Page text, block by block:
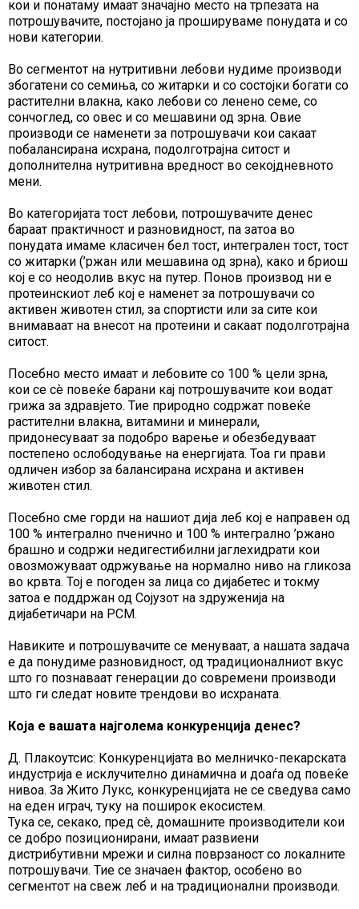
кои и понатаму имаат значајно место на трпезата на
потрошувачите, постојано ја прошируваме понудата и со
нови категории.
Во сегментот на нутритивни лебови нудиме производи
збогатени со семиња, со житарки и со состојки богати со
растителни влакна, како лебови со ленено семе, со
сончоглед, со овес и со мешавини од зрна. Овие
производи се наменети за потрошувачи кои сакаат
побалансирана исхрана, подолготрајна ситост и
дополнителна нутритивна вредност во секојдневното
мени.
Во категоријата тост лебови, потрошувачите денес
бараат практичност и разновидност, па затоа во
понудата имаме класичен бел тост, интегрален тост, тост
со житарки (’ржан или мешавина од зрна), како и бриош
кој е со неодолив вкус на путер. Понов производ ни е
протеинскиот леб кој е наменет за потрошувачи со
активен животен стил, за спортисти или за сите кои
внимаваат на внесот на протеини и сакаат подолготрајна
ситост.
Посебно место имаат и лебовите со 100 % цели зрна,
кои се сè повеќе барани кај потрошувачите кои водат
грижа за здравјето. Тие природно содржат повеќе
растителни влакна, витамини и минерали,
придонесуваат за подобро варење и обезбедуваат
постепено ослободување на енергијата. Тоа ги прави
одличен избор за балансирана исхрана и активен
животен стил.
Посебно сме горди на нашиот дија леб кој е направен од
100 % интегрално пченично и 100 % интегрално ’ржано
брашно и содржи недигестибилни јаглехидрати кои
овозможуваат одржување на нормално ниво на гликоза
во крвта. Тој е погоден за лица со дијабетес и токму
затоа е поддржан од Сојузот на здруженија на
дијабетичари на РСМ.
Навиките и потрошувачите се менуваат, а нашата задача
е да понудиме разновидност, од традиционалниот вкус
што го познаваат генерации до современи производи
што ги следат новите трендови во исхраната.
Која е вашата најголема конкуренција денес?
Д. Плакоутсис: Конкуренцијата во мелничко-пекарската
индустрија е исклучително динамична и доаѓа од повеќе
нивоа. За Жито Лукс, конкуренцијата не се сведува само
на еден играч, туку на поширок екосистем.
Тука се, секако, пред сè, домашните производители кои
се добро позиционирани, имаат развиени
дистрибутивни мрежи и силна поврзаност со локалните
потрошувачи. Тие се значаен фактор, особено во
сегментот на свеж леб и на традиционални производи.